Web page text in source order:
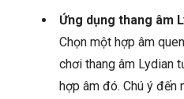
Ứng dụng thang âm
Chọn một hợp âm
chơi thang âm Lydian
hợp âm đó. Chú ý đến